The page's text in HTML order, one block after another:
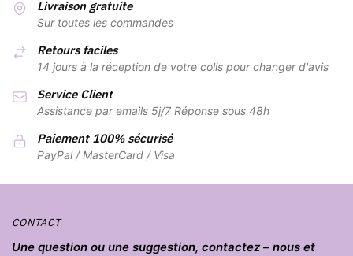
être
sur
Livraison gratuite
Sur toutes les commandes
Retours faciles
14 jours à la réception de votre colis pour changer d'avis
Service Client
Assistance par emails 5j/7 Réponse sous 48h
Paiement 100% sécurisé
PayPal / MasterCard / Visa
CONTACT
Une question ou une suggestion, contactez – nous et